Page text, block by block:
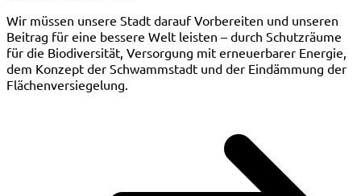
Wir müssen unsere Stadt darauf Vorbereiten und unseren
Beitrag für eine bessere Welt leisten – durch Schutzräume
für die Biodiversität, Versorgung mit erneuerbarer Energie,
dem Konzept der Schwammstadt und der Eindämmung der
Flächenversiegelung.